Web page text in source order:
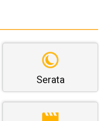
Serata